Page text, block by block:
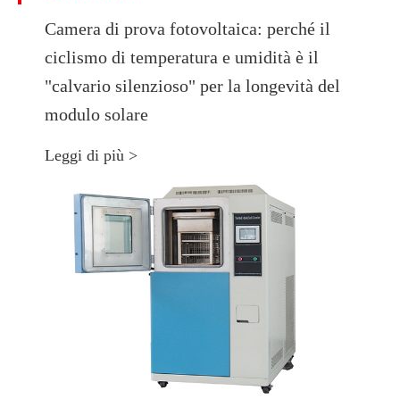
Camera di prova fotovoltaica: perché il
ciclismo di temperatura e umidità è il
"calvario silenzioso" per la longevità del
modulo solare
Leggi di più >